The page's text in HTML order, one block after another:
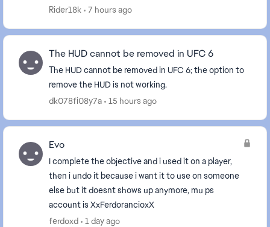
EA games. Please fix this issue; many users are
Rider18k 7 hours ago
The HUD cannot be removed in UFC 6
The HUD cannot be removed in UFC 6; the option to
remove the HUD is not working.
dk078fi08y7a
15 hours ago
Evo
I complete the objective and i used it on a player,
then i undo it because i want it to use on someone
else but it doesnt shows up anymore, mu ps
account is XxFerdorancioxX
ferdoxd
1 day ago